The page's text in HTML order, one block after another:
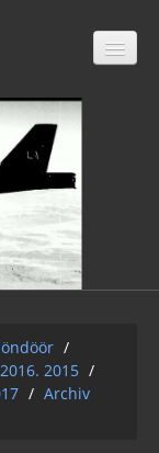
/
2015 /
/ Archiv